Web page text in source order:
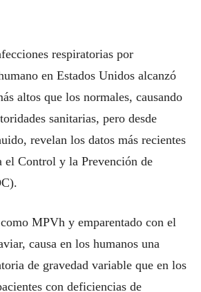
respiratorias por
en Estados Unidos alcanzó
altos que los normales, causando
sanitarias, pero desde
revelan los datos más recientes
el Control y la Prevención de
MPVh y emparentado con el
causa en los humanos una
de gravedad variable que en los
con deficiencias de